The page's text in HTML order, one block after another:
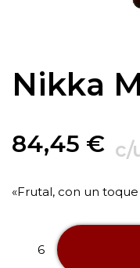
Nikka
84,45 € c/
«Frutal, con un